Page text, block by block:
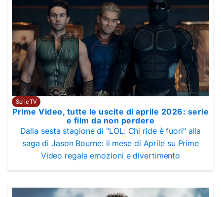
Serie TV
Prime Video, tutte le uscite di aprile 2026: serie
e film da non perdere
Dalla sesta stagione di "LOL: Chi ride è fuori" alla
saga di Jason Bourne: il mese di Aprile su Prime
Video regala emozioni e divertimento